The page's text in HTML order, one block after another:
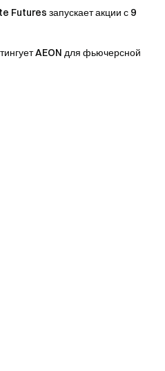
инсайты
Futures запускает акции с 9
AEON для фьючерсной